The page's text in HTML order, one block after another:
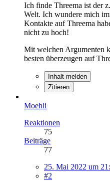
Ich finde Threema ist der
Welt. Ich wundere mich
Kontakte auf Threema
nicht zu hoch!
Mit welchen Argumenten
besten überzeugen auf
Inhalt melden
Zitieren
Moehli
Reaktionen
75
Beiträge
77
25. Mai 2022 um
#2